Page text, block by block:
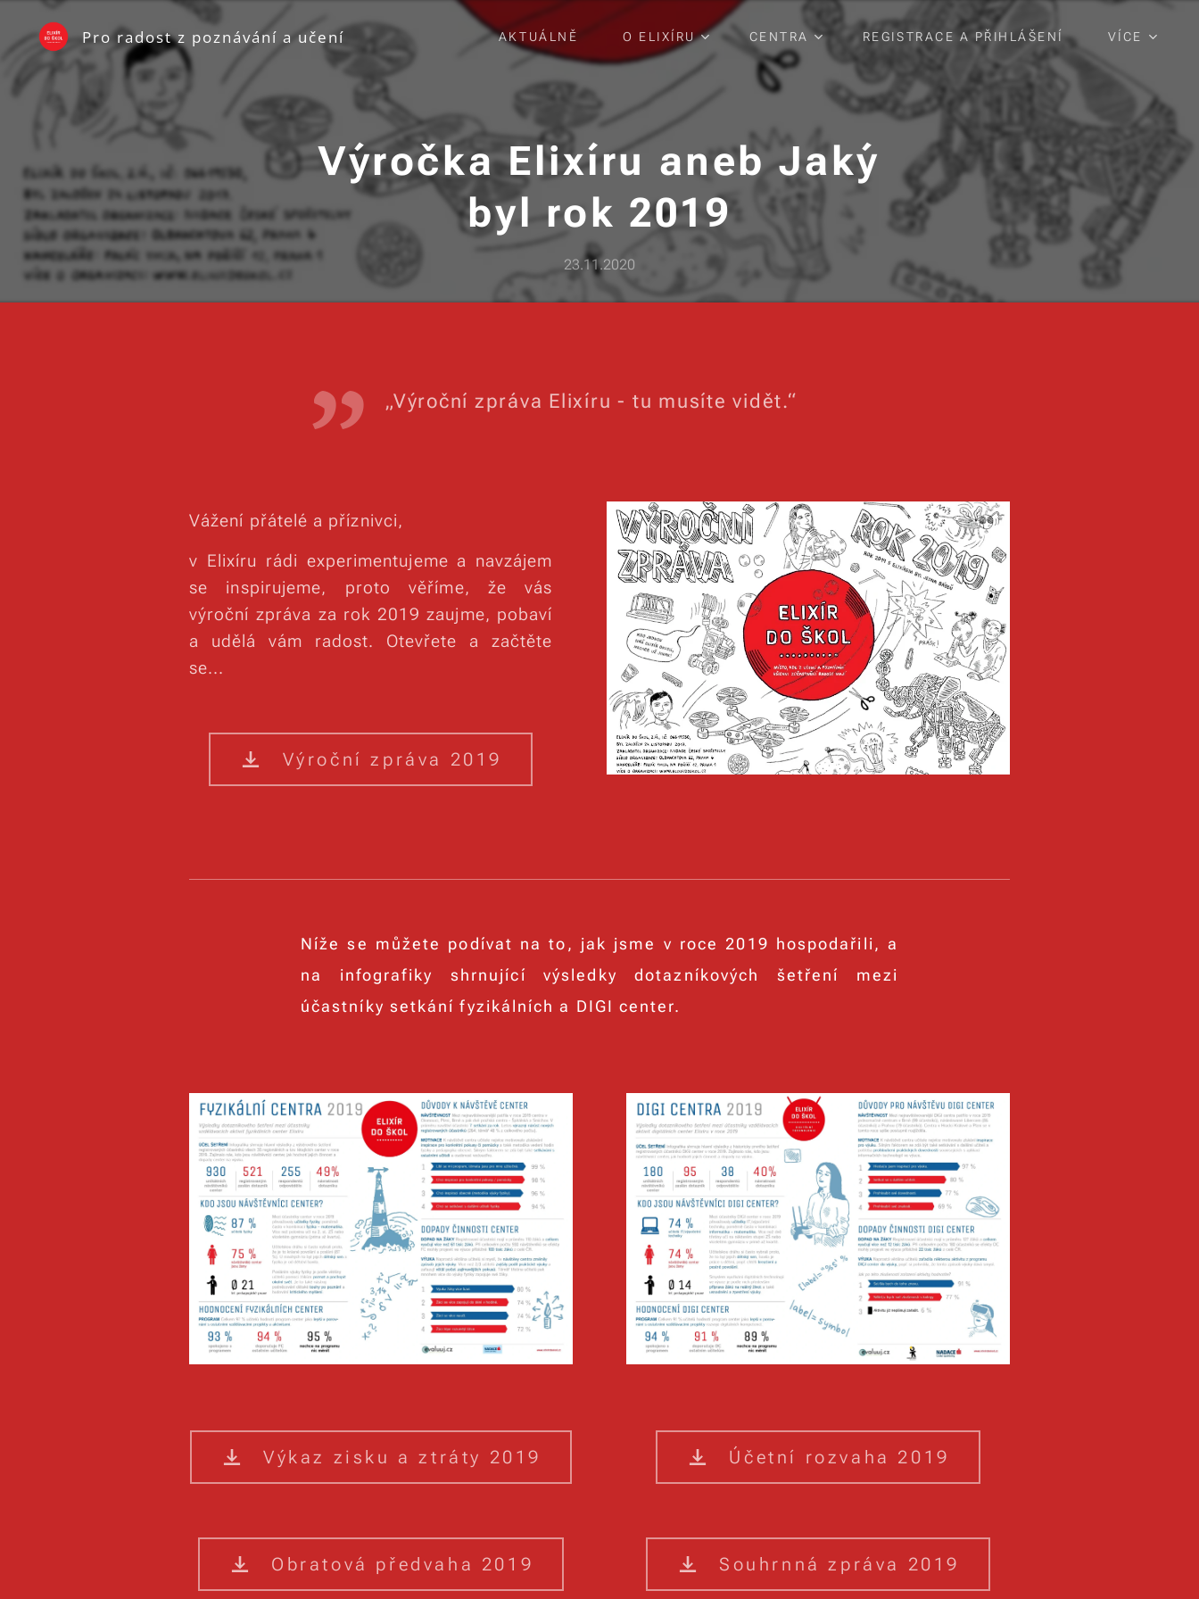
Pro radost z poznávání a učení AKTUÁLNĚ O ELIXÍRU CENTRA REGISTRACE A PŘIHLÁŠENÍ VÍCE
Výročka Elixíru aneb Jaký
byl rok 2019
23.11.2020
„Výroční zpráva Elixíru - tu musíte vidět.“
Vážení přátelé a příznivci,
v Elixíru rádi experimentujeme a navzájem
se inspirujeme, proto věříme, že vás
výroční zpráva za rok 2019 zaujme, pobaví
a udělá vám radost. Otevřete a začtěte
se...
Výroční zpráva 2019
Níže se můžete podívat na to, jak jsme v roce 2019 hospodařili, a
na infografiky shrnující výsledky dotazníkových šetření mezi
účastníky setkání fyzikálních a DIGI center.
Výkaz zisku a ztráty 2019
Obratová předvaha 2019
Účetní rozvaha 2019
Souhrnná zpráva 2019